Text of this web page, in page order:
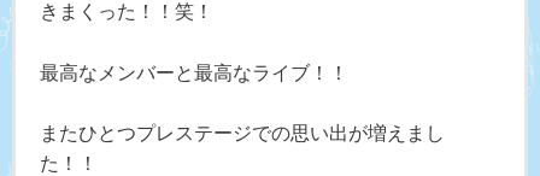
きまくった！！笑！
最高なメンバーと最高なライブ！！
またひとつプレステージでの思い出が増えまし
た！！